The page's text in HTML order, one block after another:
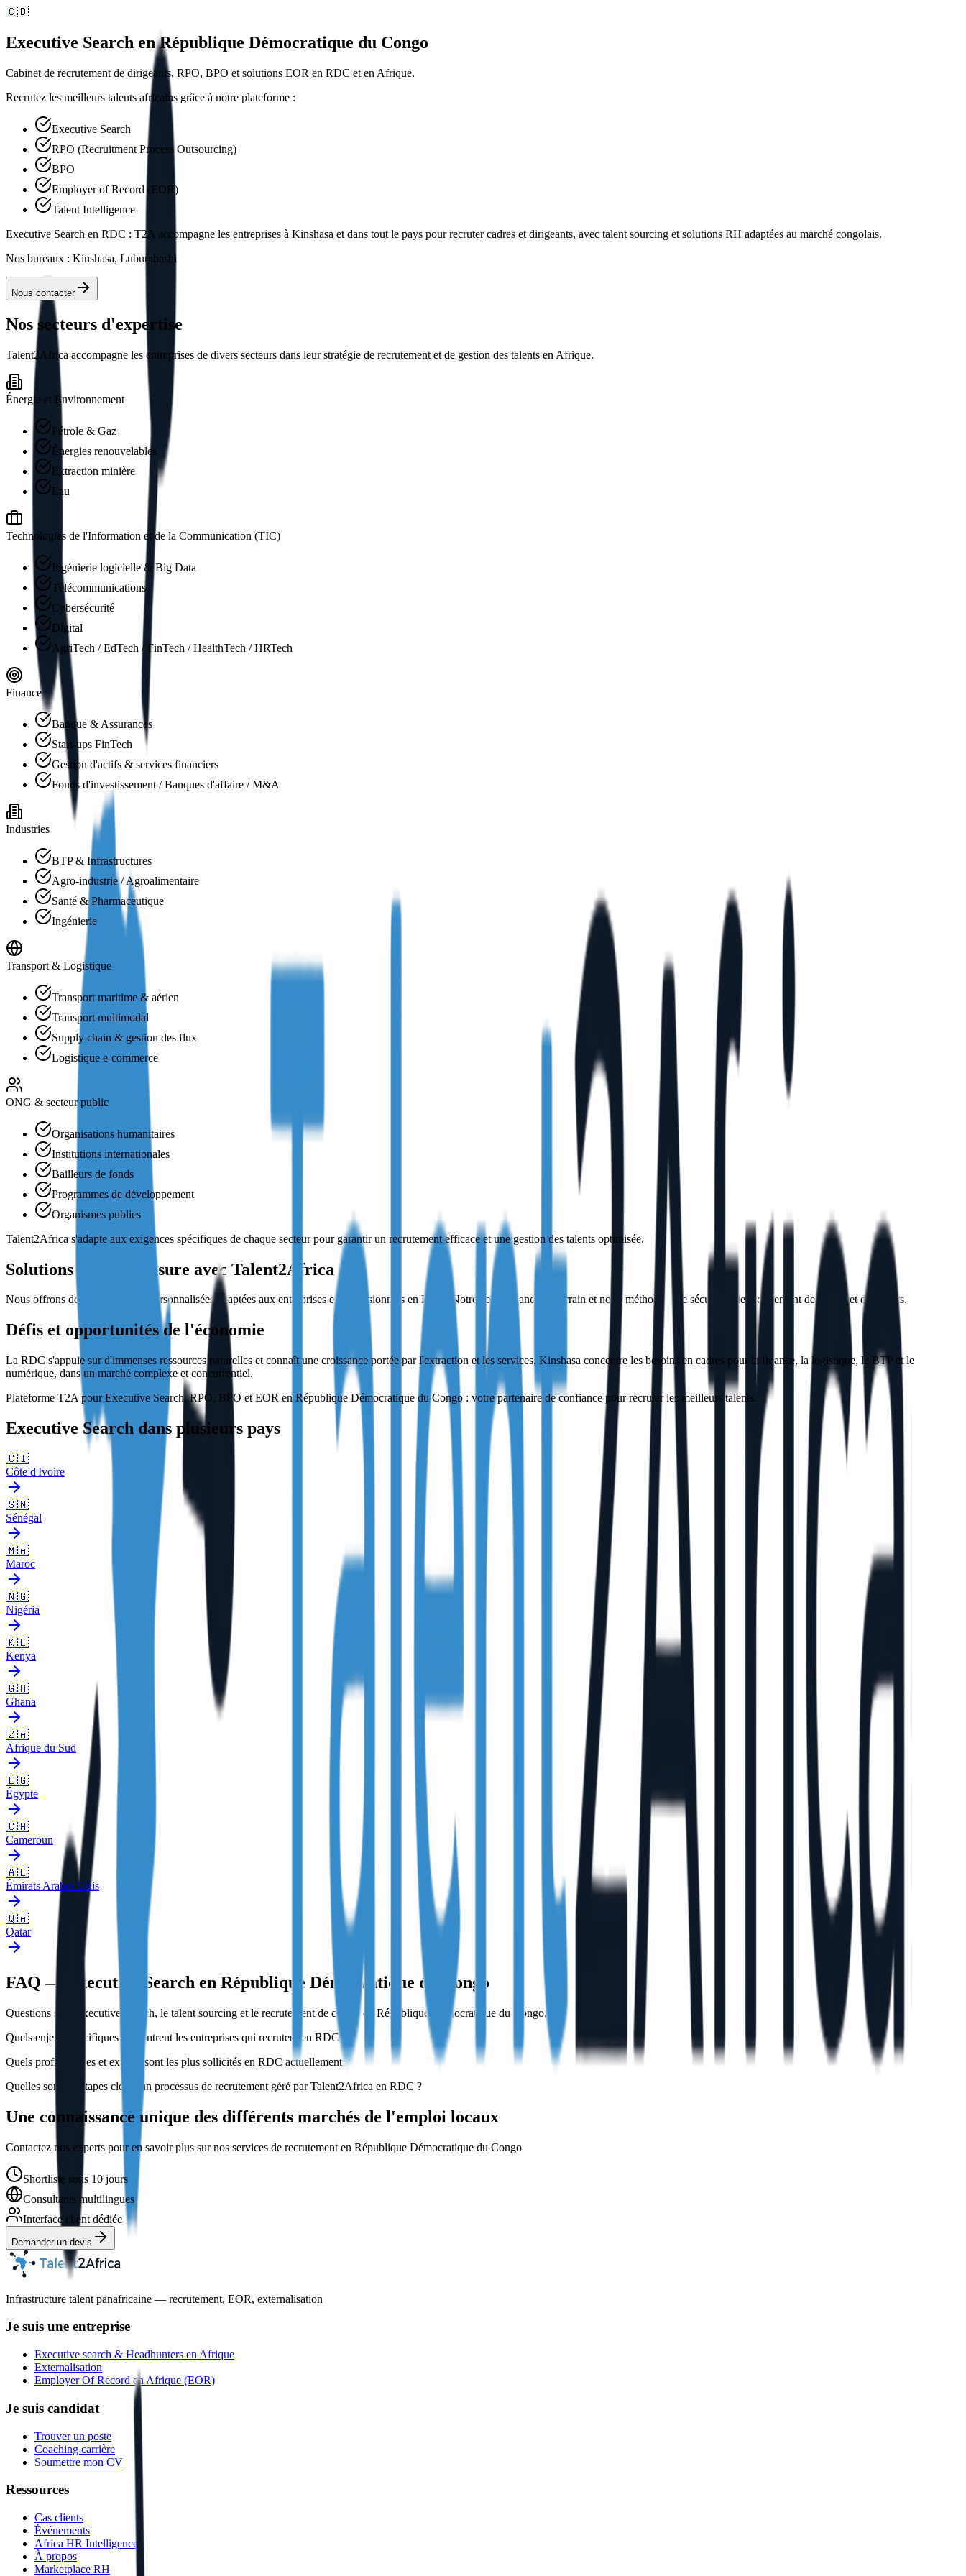
🇨🇩
Executive Search en République Démocratique du Congo
Cabinet de recrutement de dirigeants, RPO, BPO et solutions EOR en RDC et en Afrique.
Recrutez les meilleurs talents africains grâce à notre plateforme :
Executive Search
RPO (Recruitment Process Outsourcing)
BPO
Employer of Record (EOR)
Talent Intelligence
Executive Search en RDC : T2A accompagne les entreprises à Kinshasa et dans tout le pays pour recruter cadres et dirigeants, avec talent sourcing et solutions RH adaptées au marché congolais.
Nos bureaux : Kinshasa, Lubumbashi
Nous contacter
Nos secteurs d'expertise
Talent2Africa accompagne les entreprises de divers secteurs dans leur stratégie de recrutement et de gestion des talents en Afrique.
Énergie et Environnement
Pétrole & Gaz
Énergies renouvelables
Extraction minière
Eau
Technologies de l'Information et de la Communication (TIC)
Ingénierie logicielle & Big Data
Télécommunications
Cybersécurité
Digital
AgriTech / EdTech / FinTech / HealthTech / HRTech
Finance
Banque & Assurances
Start-ups FinTech
Gestion d'actifs & services financiers
Fonds d'investissement / Banques d'affaire / M&A
Industries
BTP & Infrastructures
Agro-industrie / Agroalimentaire
Santé & Pharmaceutique
Ingénierie
Transport & Logistique
Transport maritime & aérien
Transport multimodal
Supply chain & gestion des flux
Logistique e-commerce
ONG & secteur public
Organisations humanitaires
Institutions internationales
Bailleurs de fonds
Programmes de développement
Organismes publics
Talent2Africa s'adapte aux exigences spécifiques de chaque secteur pour garantir un recrutement efficace et une gestion des talents optimisée.
Solutions RH sur mesure avec Talent2Africa
Nous offrons des solutions RH personnalisées adaptées aux entreprises et professionnels en RDC. Notre connaissance du terrain et notre méthodologie sécurisent le recrutement de cadres et dirigeants.
Défis et opportunités de l'économie
La RDC s'appuie sur d'immenses ressources naturelles et connaît une croissance portée par l'extraction et les services. Kinshasa concentre les besoins en cadres pour la finance, la logistique, le BTP et le
numérique, dans un marché complexe et concurrentiel.
Plateforme T2A pour Executive Search, RPO, BPO et EOR en République Démocratique du Congo : votre partenaire de confiance pour recruter les meilleurs talents.
Executive Search dans plusieurs pays
🇨🇮
Côte d'Ivoire
🇸🇳
Sénégal
🇲🇦
Maroc
🇳🇬
Nigéria
🇰🇪
Kenya
🇬🇭
Ghana
🇿🇦
Afrique du Sud
🇪🇬
Égypte
🇨🇲
Cameroun
🇦🇪
Émirats Arabes Unis
🇶🇦
Qatar
FAQ — Executive Search en République Démocratique du Congo
Questions sur l'Executive Search, le talent sourcing et le recrutement de cadres en République Démocratique du Congo.
Quels enjeux spécifiques rencontrent les entreprises qui recrutent en RDC ?
Quels profils cadres et experts sont les plus sollicités en RDC actuellement ?
Quelles sont les étapes clés d’un processus de recrutement géré par Talent2Africa en RDC ?
Une connaissance unique des différents marchés de l'emploi locaux
Contactez nos experts pour en savoir plus sur nos services de recrutement en République Démocratique du Congo
Shortliste sous 10 jours
Consultants multilingues
Interface client dédiée
Demander un devis
Infrastructure talent panafricaine — recrutement, EOR, externalisation
Je suis une entreprise
Executive search & Headhunters en Afrique
Externalisation
Employer Of Record en Afrique (EOR)
Je suis candidat
Trouver un poste
Coaching carrière
Soumettre mon CV
Ressources
Cas clients
Événements
Africa HR Intelligence
À propos
Marketplace RH